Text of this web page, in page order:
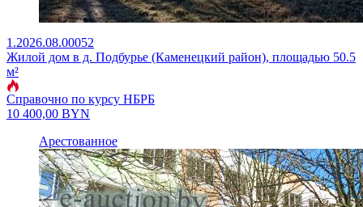
1.2026.08.00052
Жилой дом в д. Подбурье (Каменецкий район), площадью 50.5
м²
Справочно по курсу НБРБ
10 400,00 BYN
Арестованное